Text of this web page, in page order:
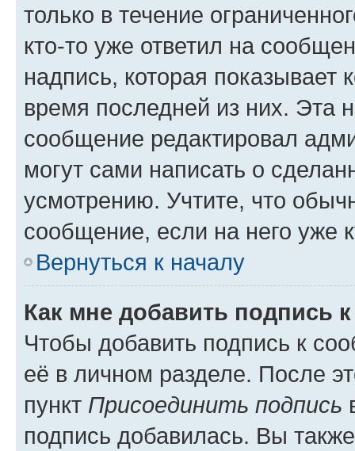
только в течение
кто-то уже ответил на
надпись, которая показывает
время последней из них. Эта
сообщение редактировал
могут сами написать о
усмотрению. Учтите, что
сообщение, если на него уже
Вернуться к началу
Как мне добавить подпись
Чтобы добавить подпись к
её в личном разделе. После
пункт Присоединить подпись
подпись добавилась. Вы